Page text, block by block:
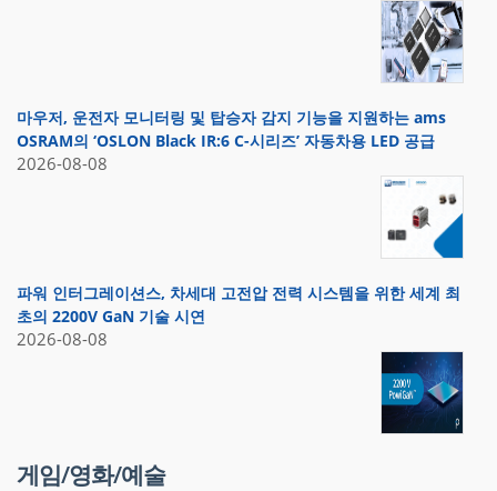
마우저, 운전자 모니터링 및 탑승자 감지 기능을 지원하는 ams
OSRAM의 ‘OSLON Black IR:6 C-시리즈’ 자동차용 LED 공급
2026-08-08
파워 인터그레이션스, 차세대 고전압 전력 시스템을 위한 세계 최
초의 2200V GaN 기술 시연
2026-08-08
게임/영화/예술